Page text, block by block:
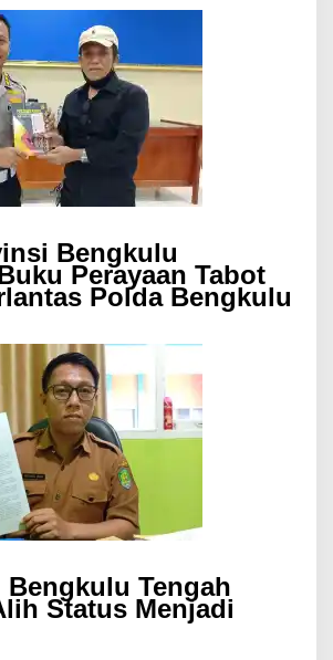
Bengkulu
Perayaan Tabot
Polda Bengkulu
Tengah
Status Menjadi